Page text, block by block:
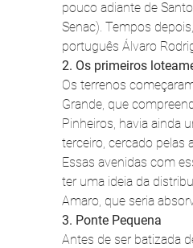
pouco adiante de
Senac). Tempos
português Álvaro
2. Os primeiros
Os terrenos
Grande, que
Pinheiros, havia ainda
terceiro, cercado pelas
Essas avenidas com
ter uma ideia da
Amaro, que seria
3. Ponte Pequena
Antes de ser batizada